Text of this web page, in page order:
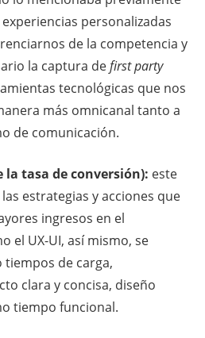
personalizadas
de la competencia y
la captura defirst party
tecnológicas que nos
más omnicanal tanto a
de comunicación.
la tasa de conversión): este
estrategias y acciones que
ingresos en el
el UX-UI, así mismo, se
tiempos de carga,
clara y concisa, diseño
tiempo funcional.